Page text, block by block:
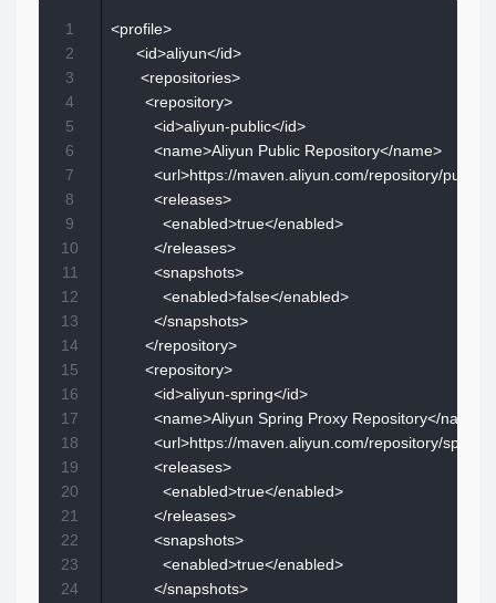
<profile>
<id>aliyun</id>
<repositories>
<repository>
<id>aliyun-public</id>
<name>Aliyun Public Repository</name>
<url>https://maven.aliyun.com/repository/
<releases>
<enabled>true</enabled>
</releases>
<snapshots>
<enabled>false</enabled>
</snapshots>
</repository>
<repository>
<id>aliyun-spring</id>
<name>Aliyun Spring Proxy Repository</name>
<url>https://maven.aliyun.com/repository/
<releases>
<enabled>true</enabled>
</releases>
<snapshots>
<enabled>true</enabled>
</snapshots>
1
2
3
4
5
6
7
8
9
10
11
12
13
14
15
16
17
18
19
20
21
22
23
24